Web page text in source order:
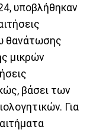
υποβλήθηκαν
θανάτωσης
μικρών
βάσει των
Για